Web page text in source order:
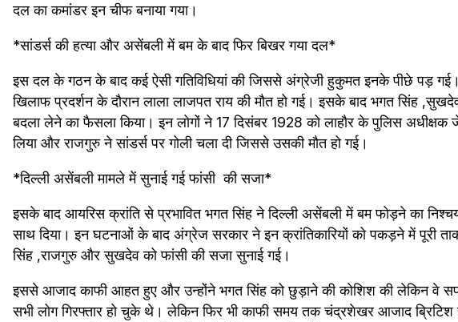
दल का कमांडर इन चीफ बनाया गया।
*सांडर्स की हत्या और असेंबली में बम के बाद फिर बिखर गया दल*
इस दल के गठन के बाद कई ऐसी गतिविधियां की जिससे अंग्रेजी हुकुमत इनके पीछे पड़
खिलाफ प्रदर्शन के दौरान लाला लाजपत राय की मौत हो गई। इसके बाद भगत सिंह
बदला लेने का फैसला किया। इन लोगों ने 17 दिसंबर 1928 को लाहौर के पुलिस अधीक्षक
लिया और राजगुरु ने सांडर्स पर गोली चला दी जिससे उसकी मौत हो गई।
*दिल्ली असेंबली मामले में सुनाई गई फांसी  की सजा*
इसके बाद आयरिस क्रांति से प्रभावित भगत सिंह ने दिल्ली असेंबली में बम फोड़ने का
साथ दिया। इन घटनाओं के बाद अंग्रेज सरकार ने इन क्रांतिकारियों को पकड़ने में पूरी
सिंह ,राजगुरु और सुखदेव को फांसी की सजा सुनाई गई।
इससे आजाद काफी आहत हुए और उन्होंने भगत सिंह को छुड़ाने की कोशिश की लेकिन वे
सभी लोग गिरफ्तार हो चुके थे। लेकिन फिर भी काफी समय तक चंद्रशेखर आजाद